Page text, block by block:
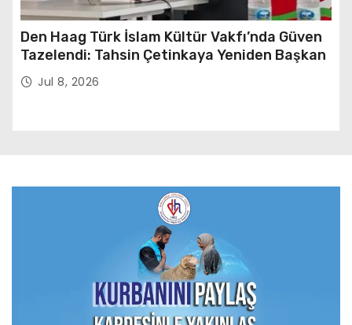
Den Haag Türk İslam Kültür Vakfı’nda Güven
Tazelendi: Tahsin Çetinkaya Yeniden Başkan
Jul 8, 2026